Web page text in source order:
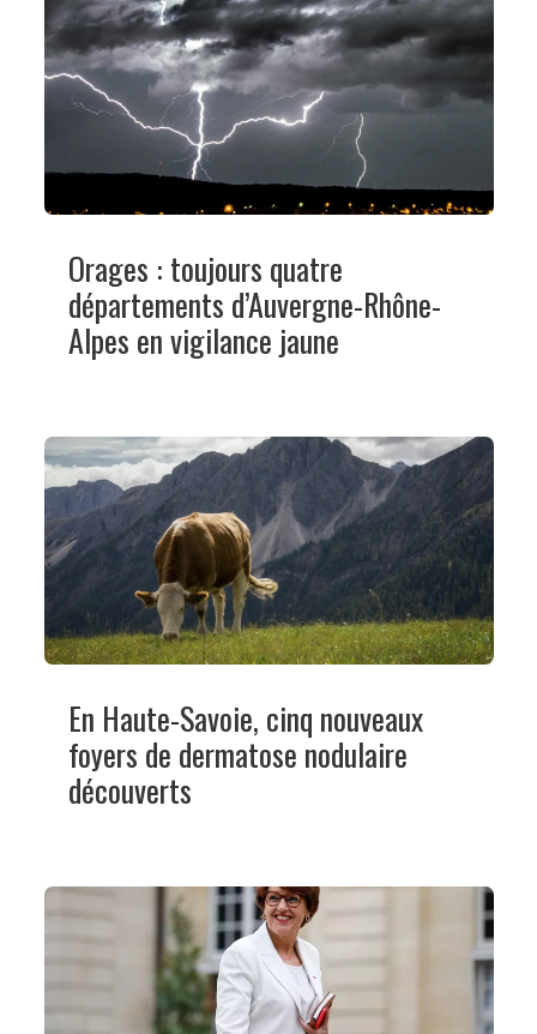
Orages : toujours quatre
départements d’Auvergne-Rhône-
Alpes en vigilance jaune
En Haute-Savoie, cinq nouveaux
foyers de dermatose nodulaire
découverts